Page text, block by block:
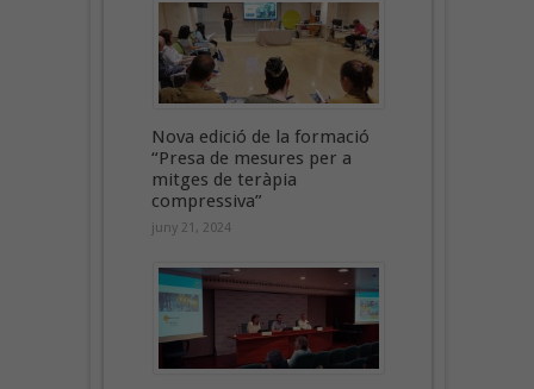
Nova edició de la formació
“Presa de mesures per a
mitges de teràpia
compressiva”
juny 21, 2024